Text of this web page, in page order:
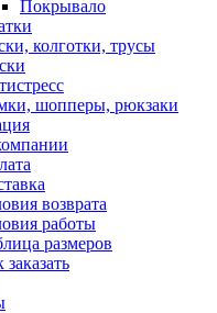
Покрывало
колготки, трусы
шопперы, рюкзаки
возврата
работы
размеров
заказать